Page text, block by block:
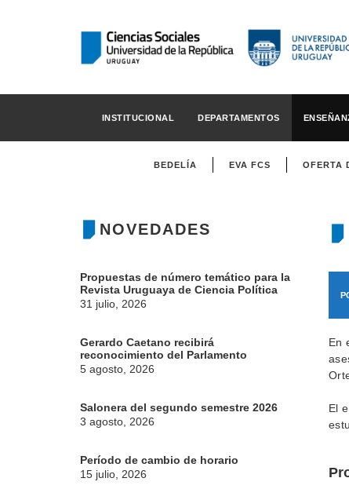
INSTITUCIONAL DEPARTAMENTOS
BEDELÍA EVA FCS OFERTA
NOVEDADES
Propuestas de número temático para la
Revista Uruguaya de Ciencia Política
31 julio, 2026
Gerardo Caetano recibirá
reconocimiento del Parlamento
5 agosto, 2026
Salonera del segundo semestre 2026
3 agosto, 2026
Período de cambio de horario
15 julio, 2026
En
El